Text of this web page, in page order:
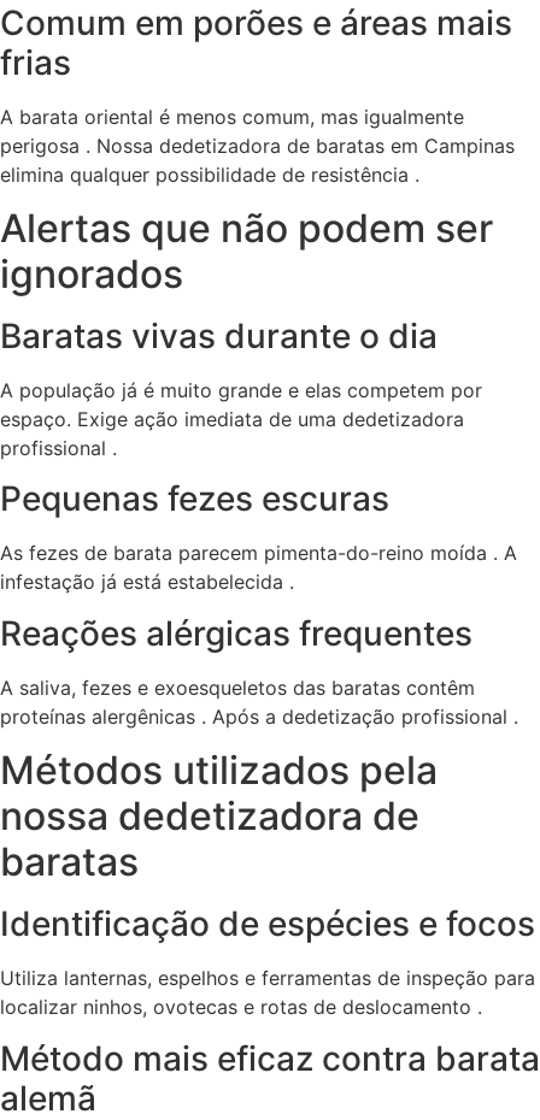
Comum em porões e áreas mais
frias
A barata oriental é menos comum, mas igualmente
perigosa . Nossa dedetizadora de baratas em Campinas
elimina qualquer possibilidade de resistência .
Alertas que não podem ser
ignorados
Baratas vivas durante o dia
A população já é muito grande e elas competem por
espaço. Exige ação imediata de uma dedetizadora
profissional .
Pequenas fezes escuras
As fezes de barata parecem pimenta-do-reino moída . A
infestação já está estabelecida .
Reações alérgicas frequentes
A saliva, fezes e exoesqueletos das baratas contêm
proteínas alergênicas . Após a dedetização profissional .
Métodos utilizados pela
nossa dedetizadora de
baratas
Identificação de espécies e focos
Utiliza lanternas, espelhos e ferramentas de inspeção para
localizar ninhos, ovotecas e rotas de deslocamento .
Método mais eficaz contra barata
alemã